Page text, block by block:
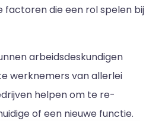
factoren die een rol spelen bij
arbeidsdeskundigen
werknemers van allerlei
helpen om te re-
of een nieuwe functie.